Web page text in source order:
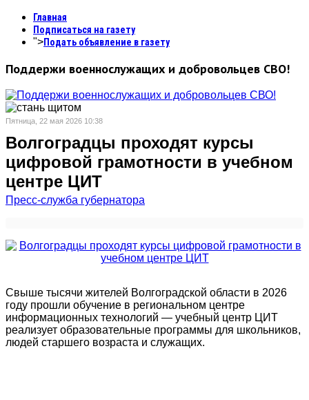
Главная
Подписаться на газету
">Подать объявление в газету
Поддержи военнослужащих и добровольцев СВО!
Пятница, 22 мая 2026 10:38
Волгоградцы проходят курсы
цифровой грамотности в учебном
центре ЦИТ
Пресс-служба губернатора
Свыше тысячи жителей Волгоградской области в 2026
году прошли обучение в региональном центре
информационных технологий — учебный центр ЦИТ
реализует образовательные программы для школьников,
людей старшего возраста и служащих.